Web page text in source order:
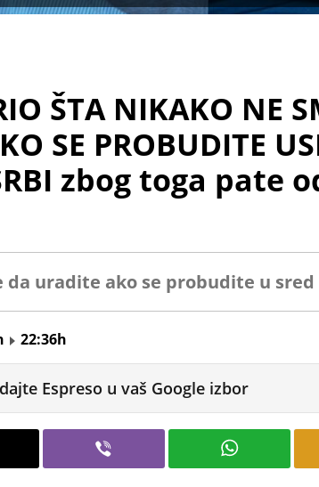
ŠTA NIKAKO NE
SE PROBUDITE
zbog toga pate
da uradite ako se probudite u sred
22:36h
Espreso u vaš Google izbor